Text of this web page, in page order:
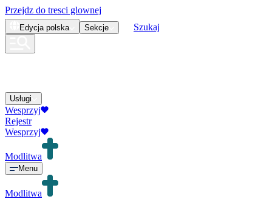
Przejdz do tresci glownej
Edycja polska Sekcje Szukaj
Usługi
Wesprzyj
Rejestr
Wesprzyj
Modlitwa
Menu
Modlitwa